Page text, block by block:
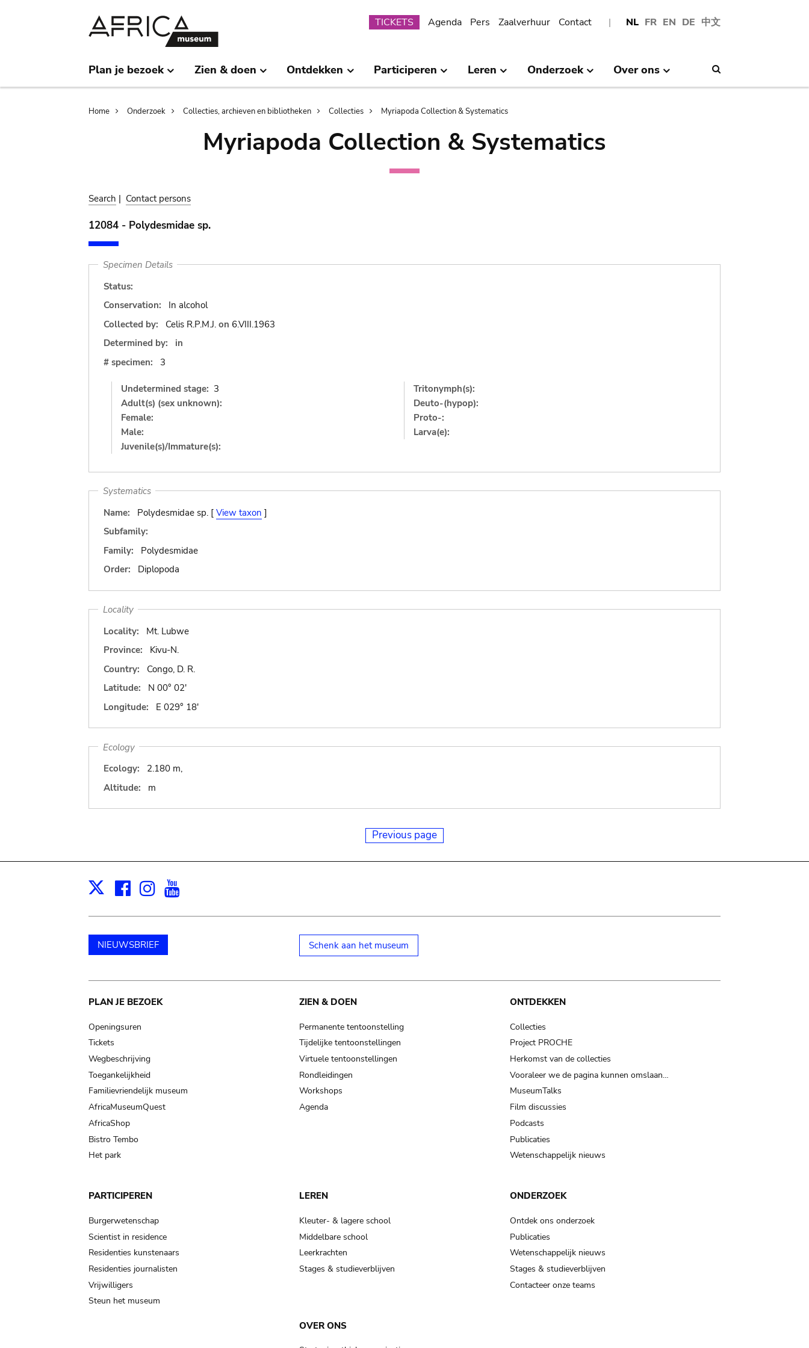
NL FR EN DE 中文
Submenu
TICKETS Agenda Pers Zaalverhuur Contact
Plan je bezoek Zien & doen Ontdekken Participeren Leren Onderzoek Over ons
Breadcrumb
Home Onderzoek Collecties, archieven en bibliotheken Collecties Myriapoda Collection & Systematics
Myriapoda Collection & Systematics
Search | Contact persons
12084 - Polydesmidae sp.
Specimen Details
Status:
Conservation:
In alcohol
Collected by:
Celis R.P.M.J. on 6.VIII.1963
Determined by:
in
# specimen:
3
Undetermined stage: 3
Adult(s) (sex unknown):
Female:
Male:
Juvenile(s)/Immature(s):
Tritonymph(s):
Deuto-(hypop):
Proto-:
Larva(e):
Systematics
Name:
Polydesmidae sp. [ View taxon ]
Subfamily:
Family:
Polydesmidae
Order:
Diplopoda
Locality
Locality:
Mt. Lubwe
Province:
Kivu-N.
Country:
Congo, D. R.
Latitude:
N 00° 02'
Longitude:
E 029° 18'
Ecology
Ecology:
2.180 m,
Altitude:
m
Previous page
X Facebook
Instagram
NIEUWSBRIEF Schenk aan het museum
Main
navigation
PLAN JE BEZOEK
Openingsuren
Tickets
Wegbeschrijving
Toegankelijkheid
Familievriendelijk museum
AfricaMuseumQuest
AfricaShop
Bistro Tembo
Het park
ZIEN & DOEN
Permanente tentoonstelling
Tijdelijke tentoonstellingen
Virtuele tentoonstellingen
Rondleidingen
Workshops
Agenda
ONTDEKKEN
Collecties
Project PROCHE
Herkomst van de collecties
Vooraleer we de pagina kunnen omslaan…
MuseumTalks
Film discussies
Podcasts
Publicaties
Wetenschappelijk nieuws
PARTICIPEREN
Burgerwetenschap
Scientist in residence
Residenties kunstenaars
Residenties journalisten
Vrijwilligers
Steun het museum
LEREN
Kleuter- & lagere school
Middelbare school
Leerkrachten
Stages & studieverblijven
ONDERZOEK
Ontdek ons onderzoek
Publicaties
Wetenschappelijk nieuws
Stages & studieverblijven
Contacteer onze teams
OVER ONS